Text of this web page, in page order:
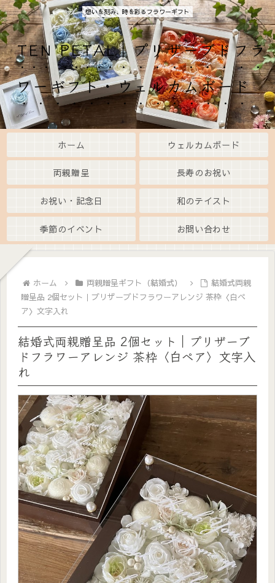
想いを刻み、時を彩るフラワーギフト
TEN PETAL｜プリザーブドフラ
ワーギフト・ウェルカムボード
ホーム ウェルカムボード
両親贈呈 長寿のお祝い
お祝い・記念日 和のテイスト
季節のイベント お問い合わせ
ホーム 両親贈呈ギフト（結婚式）
結婚式両親
贈呈品 2個セット｜プリザーブドフラワーアレンジ 茶枠〈白ペ
ア〉文字入れ
結婚式両親贈呈品 2個セット｜プリザーブ
ドフラワーアレンジ 茶枠〈白ペア〉文字入
れ